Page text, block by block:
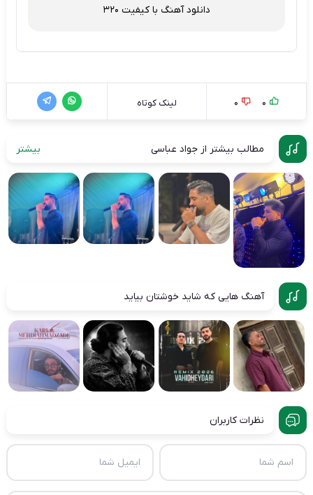
دانلود آهنگ با کیفیت 320
0
0 لینک کوتاه
مطالب بیشتر از جواد عباسی بیشتر
آهنگ هایی که شاید خوشتان بیاید
نظرات کاربران